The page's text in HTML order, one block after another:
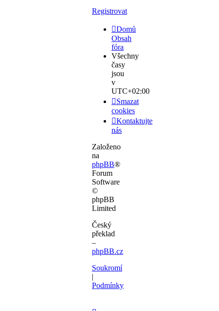
Registrovat
Domů
Obsah
fóra
Všechny
časy
jsou
v
UTC+02:00
Smazat
cookies
Kontaktujte
nás
Založeno
na
phpBB®
Forum
Software
©
phpBB
Limited
Český
překlad
–
phpBB.cz
Soukromí
|
Podmínky